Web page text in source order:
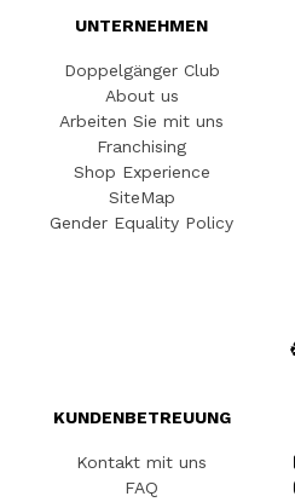
UNTERNEHMEN
Doppelgänger Club
About us
Arbeiten Sie mit uns
Franchising
Shop Experience
SiteMap
Gender Equality Policy
KUNDENBETREUUNG
Kontakt mit uns
FAQ